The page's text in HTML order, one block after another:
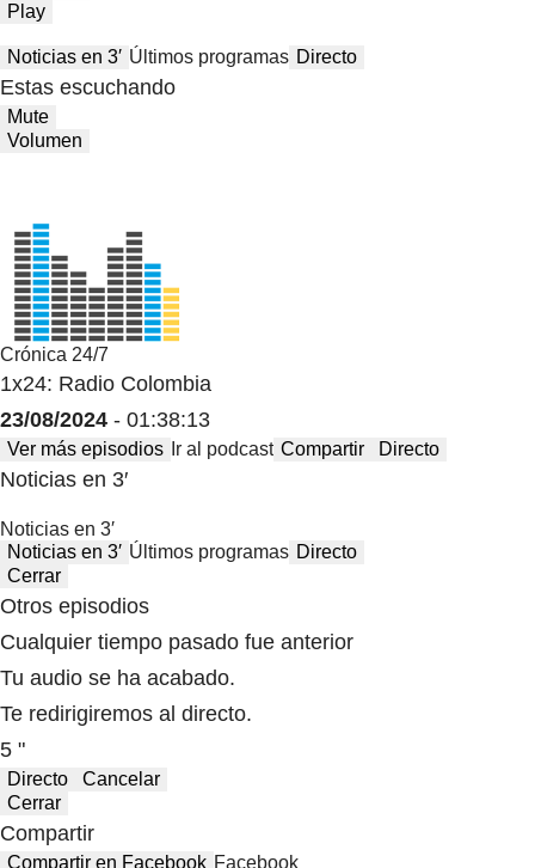
Play
Noticias en 3′ Últimos programas Directo
Estas escuchando
Mute
Volumen
Crónica 24/7
1x24: Radio Colombia
23/08/2024 - 01:38:13
Ver más episodios Ir al podcast Compartir Directo
Noticias en 3′
Noticias en 3′
Noticias en 3′ Últimos programas Directo
Cerrar
Otros episodios
Cualquier tiempo pasado fue anterior
Tu audio se ha acabado.
Te redirigiremos al directo.
5 "
Directo
Cancelar
Cerrar
Compartir
Compartir en Facebook Facebook